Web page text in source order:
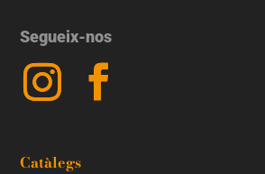
Segueix-nos
Catàlegs